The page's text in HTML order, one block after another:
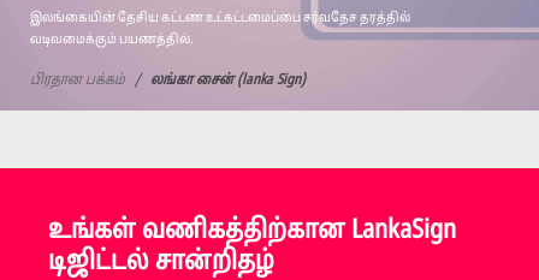
இலங்கையின் தேசிய கட்டண உட்கட்டமைப்பை சர்வதேச தரத்தில்
வடிவமைக்கும் பயணத்தில்.
பிரதான பக்கம் லங்கா சைன் (lanka Sign)
உங்கள் வணிகத்திற்கான LankaSign
டிஜிட்டல் சான்றிதழ்